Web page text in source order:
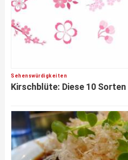
Sehenswürdigkeiten
Kirschblüte: Diese 10